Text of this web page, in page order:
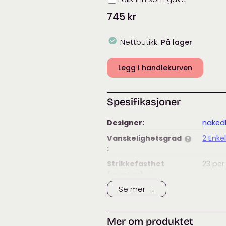
745 kr
Nettbutikk: På lager
Legg i handlekurven
Spesifikasjoner
Designer:
Vanskelighetsgrad ?
:
2 Enkel
Strikkefasthet
23 per
Strikkefasthet
(pinner)
:
Anbefalt
Se mer ↓
Mer om produktet